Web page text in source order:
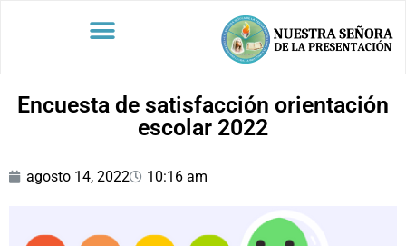
Encuesta de satisfacción orientación
escolar 2022
agosto 14, 2022 10:16 am